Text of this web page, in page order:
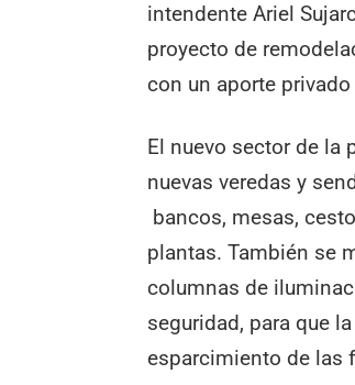
intendente Ariel
proyecto de
con un aporte
El nuevo sector de la
nuevas veredas y
bancos, mesas,
plantas. También se
columnas de
seguridad, para que
esparcimiento de las